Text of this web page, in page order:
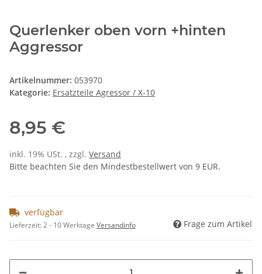
Querlenker oben vorn +hinten
Aggressor
Artikelnummer: 053970
Kategorie: Ersatzteile Agressor / X-10
8,95 €
inkl. 19% USt. , zzgl. Versand
Bitte beachten Sie den Mindestbestellwert von 9 EUR.
verfügbar
Lieferzeit:2 - 10 Werktage Versandinfo Frage zum Artikel